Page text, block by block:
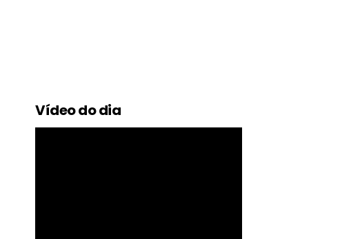
Vídeo do dia